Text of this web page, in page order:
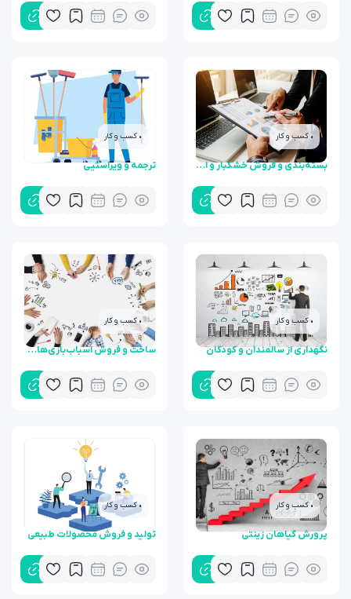
• کسب و کار
بسته‌بندی و فروش خشکبار و ادویه‌جات
• کسب و کار
ترجمه و ویراستیی
• کسب و کار
نگهداری از سالمندان و کودکان
• کسب و کار
ساخت و فروش اسباب‌بازی‌های آموزشی
• کسب و کار
پرورش گیاهان زینتی
• کسب و کار
تولید و فروش محصولات طبیعی